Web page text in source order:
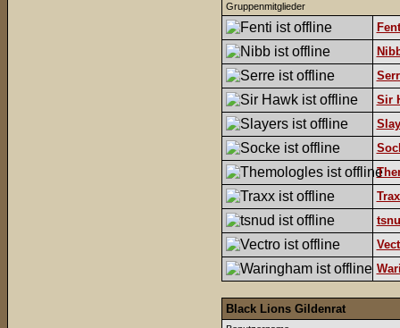
Gruppenmitglieder
Sir
Black Lions Gildenrat